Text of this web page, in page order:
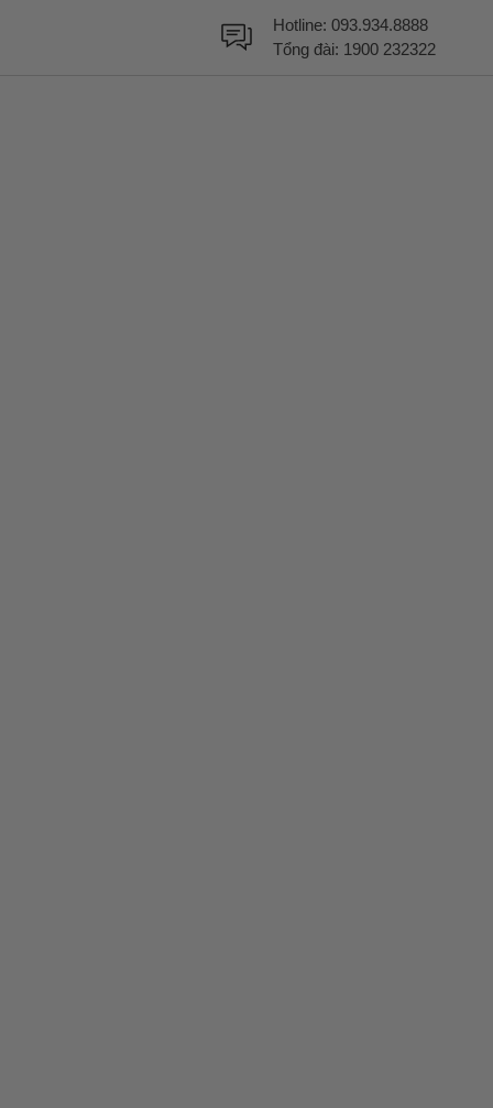
Hotline: 093.934.8888
Tổng đài: 1900 232322